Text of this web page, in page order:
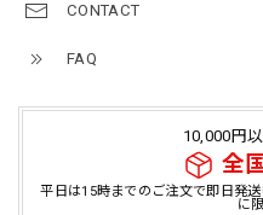
CONTACT
FAQ
10,000円
全
平日は15時までのご注文で即日発
に